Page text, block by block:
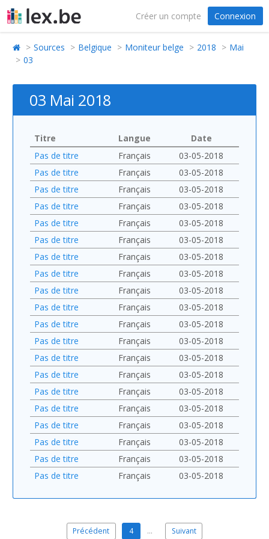
Créer un compte Connexion
Sources Belgique Moniteur belge 2018
Mai
03
03 Mai 2018
Titre Langue
Date
Pas de titre
Français
03-05-2018
Pas de titre
Français
03-05-2018
Pas de titre
Français
03-05-2018
Pas de titre
Français
03-05-2018
Pas de titre
Français
03-05-2018
Pas de titre
Français
03-05-2018
Pas de titre
Français
03-05-2018
Pas de titre
Français
03-05-2018
Pas de titre
Français
03-05-2018
Pas de titre
Français
03-05-2018
Pas de titre
Français
03-05-2018
Pas de titre
Français
03-05-2018
Pas de titre
Français
03-05-2018
Pas de titre
Français
03-05-2018
Pas de titre
Français
03-05-2018
Pas de titre
Français
03-05-2018
Pas de titre
Français
03-05-2018
Pas de titre
Français
03-05-2018
Pas de titre
Français
03-05-2018
Pas de titre
Français 03-05-2018
Précédent 4 … Suivant